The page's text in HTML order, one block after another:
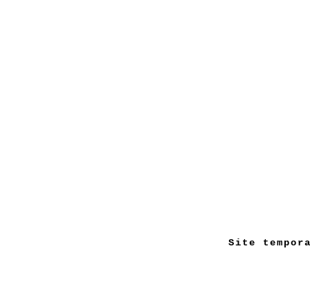
Site